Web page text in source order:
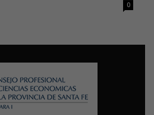
0